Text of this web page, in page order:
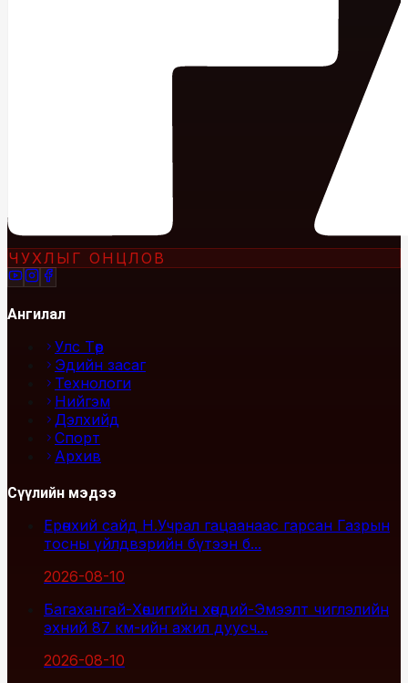
ЧУХЛЫГ ОНЦЛОВ
Ангилал
Улс Төр
Эдийн засаг
Технологи
Нийгэм
Дэлхийд
Спорт
Архив
Сүүлийн мэдээ
Ерөнхий сайд Н.Учрал гацаанаас гарсан Газрын
тосны үйлдвэрийн бүтээн б...
2026-08-10
Багахангай-Хөшигийн хөндий-Эмээлт чиглэлийн
эхний 87 км-ийн ажил дуусч...
2026-08-10